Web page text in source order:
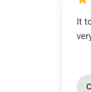
It
C